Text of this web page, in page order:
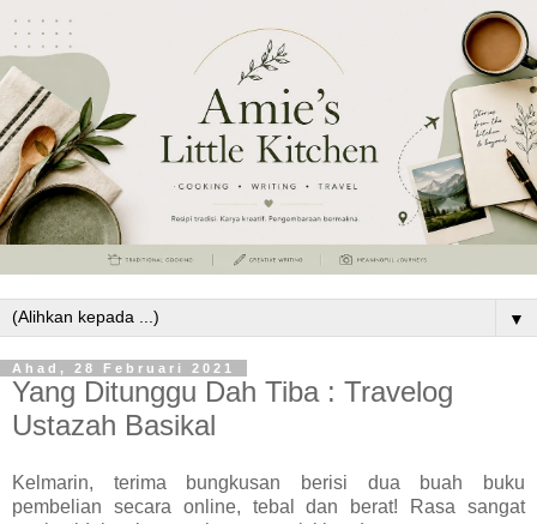
▼
Ahad, 28 Februari 2021
Yang Ditunggu Dah Tiba : Travelog
Ustazah Basikal
Kelmarin, terima bungkusan berisi dua buah buku
pembelian secara online, tebal dan berat! Rasa sangat